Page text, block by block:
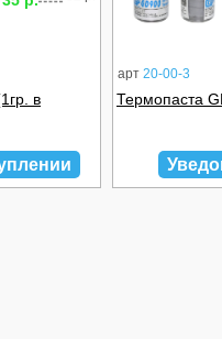
в
арт 20-00-3
Термопаста